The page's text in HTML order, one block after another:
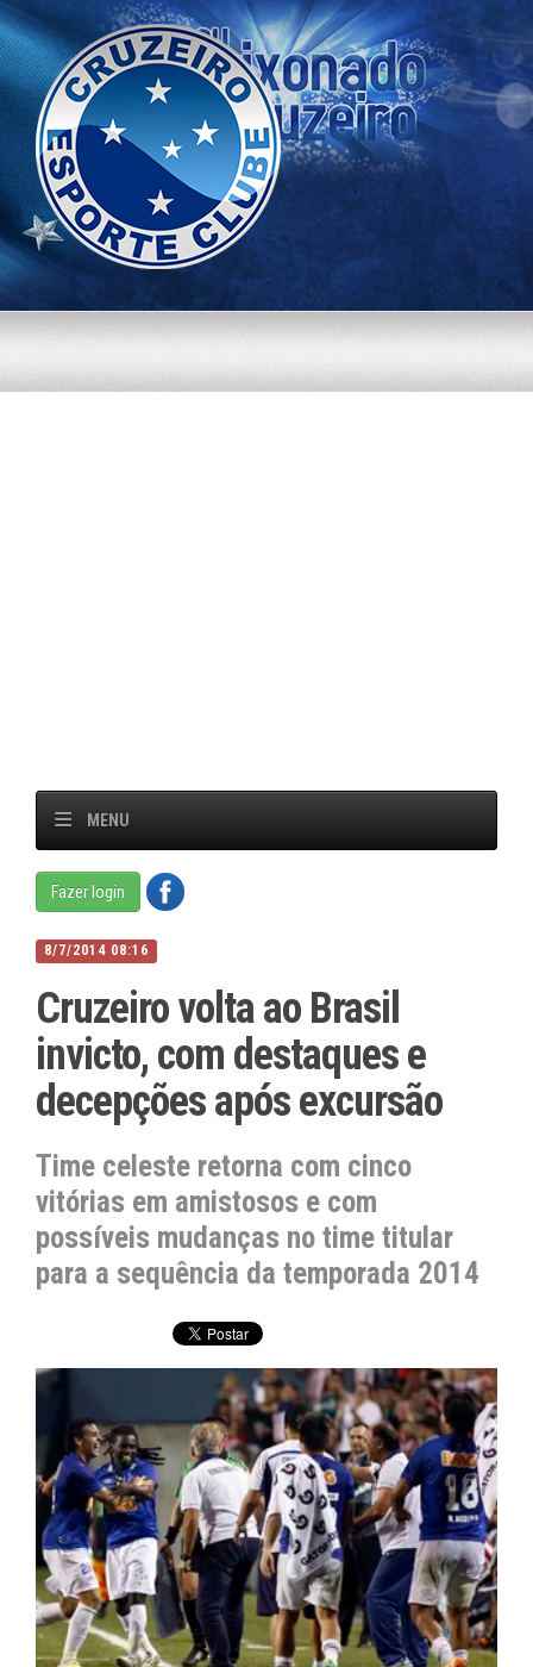
MENU
Fazer login
8/7/2014 08:16
Cruzeiro volta ao Brasil
invicto, com destaques e
decepções após excursão
Time celeste retorna com cinco
vitórias em amistosos e com
possíveis mudanças no time titular
para a sequência da temporada 2014